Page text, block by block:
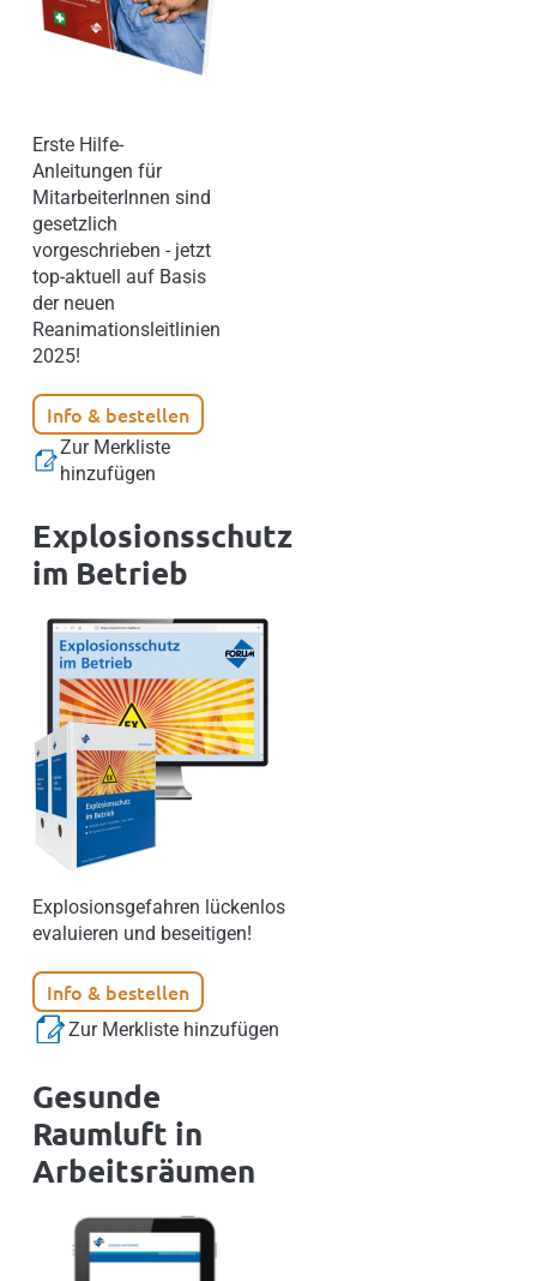
Erste Hilfe-
Anleitungen für
MitarbeiterInnen sind
gesetzlich
vorgeschrieben - jetzt
top-aktuell auf Basis
der neuen
Reanimationsleitlinien
2025!
Info & bestellen
Zur Merkliste
hinzufügen
Explosionsschutz
im Betrieb
Explosionsgefahren lückenlos
evaluieren und beseitigen!
Info & bestellen
Zur Merkliste hinzufügen
Gesunde
Raumluft in
Arbeitsräumen